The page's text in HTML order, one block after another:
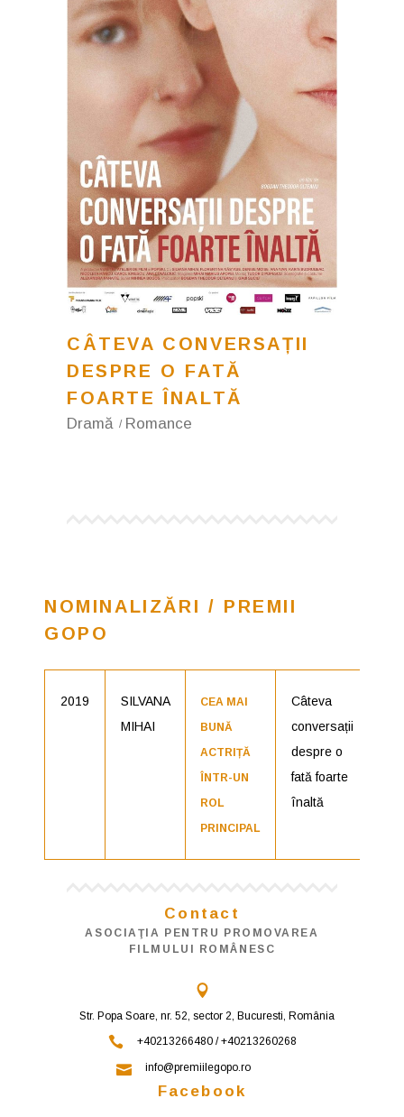
CÂTEVA CONVERSAȚII
DESPRE O FATĂ
FOARTE ÎNALTĂ
Dramă Romance
NOMINALIZĂRI / PREMII
GOPO
2019
SILVANA
MIHAI
CEA MAI
BUNĂ
ACTRIȚĂ
ÎNTR-UN
ROL
PRINCIPAL
Câteva
conversații
despre o
fată foarte
înaltă
Contact
ASOCIAŢIA PENTRU PROMOVAREA
FILMULUI ROMÂNESC
Str. Popa Soare, nr. 52, sector 2, Bucuresti, România
+40213266480 / +40213260268
info@premiilegopo.ro
Facebook